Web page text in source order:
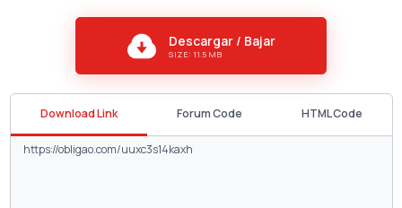
Descargar / Bajar
SIZE: 11.5 MB
Download Link Forum Code HTML Code